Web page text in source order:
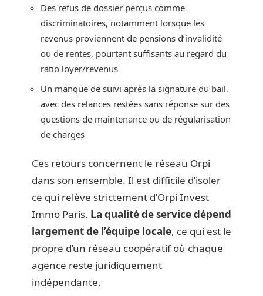
Des refus de dossier perçus comme
discriminatoires, notamment lorsque les
revenus proviennent de pensions d’invalidité
ou de rentes, pourtant suffisants au regard du
ratio loyer/revenus
Un manque de suivi après la signature du bail,
avec des relances restées sans réponse sur des
questions de maintenance ou de régularisation
de charges
Ces retours concernent le réseau Orpi
dans son ensemble. Il est difficile d’isoler
ce qui relève strictement d’Orpi Invest
Immo Paris. La qualité de service dépend
largement de l’équipe locale, ce qui est le
propre d’un réseau coopératif où chaque
agence reste juridiquement
indépendante.